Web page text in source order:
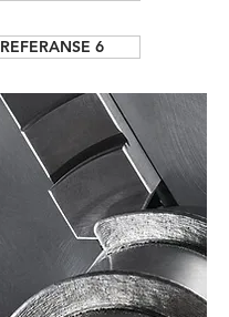
REFERANSE 6